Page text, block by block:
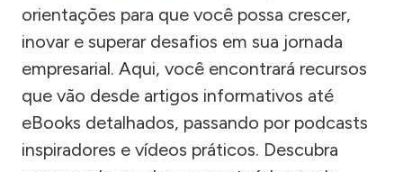
orientações para que você possa crescer,
inovar e superar desafios em sua jornada
empresarial. Aqui, você encontrará recursos
que vão desde artigos informativos até
eBooks detalhados, passando por podcasts
inspiradores e vídeos práticos. Descubra